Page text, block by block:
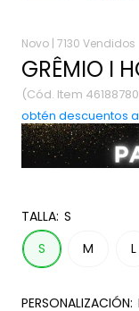
Novo | 7130 Vendidos
GRÊMIO I
(Cód. Item
obtén descuentos
TALLA: S
S
M L
PERSONALIZACIÓN: